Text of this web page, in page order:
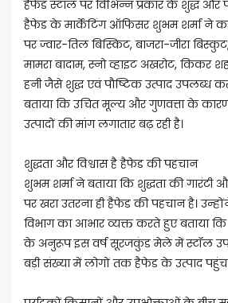
हैफेड स्टाल पर विभिन्न प्रकार के शुद्ध और
हैफेड के मार्केटिंग ऑफिसर शुभम शर्मा ने
पर ज्वार-तिल बिस्किट, बाजरा-जीरा
मामरा बादाम, स्नो व्हाइट अखरोट, किकर
हनी जैसे शुद्ध एवं पौष्टिक उत्पाद उपलब्ध
बताया कि उचित मूल्य और गुणवत्ता के
उत्पादों की मांग लगातार बढ़ रही है।
शुद्धता और विश्वास है हैफेड की पहचान
शुभम शर्मा ने बताया कि शुद्धता की गारंटी
पर खरा उतरना ही हैफेड की पहचान है।
विभाग का आभार व्यक्त करते हुए बताया
के अनुरूप इस वर्ष सूरजकुंड मेले में स्टॉल
बड़ी संख्या में लोगों तक हैफेड के उत्पाद पहुंच